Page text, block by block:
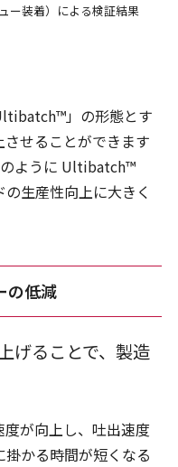
ー装着）による検証結果
」の形態とす
せることができます
のように Ultibatch™
生産性向上に大きく
の低減
げることで、製造
が向上し、吐出速度
かる時間が短くなる